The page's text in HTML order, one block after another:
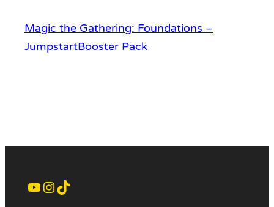
Magic the Gathering: Foundations –
JumpstartBooster Pack
YouTube InstagramTikTok